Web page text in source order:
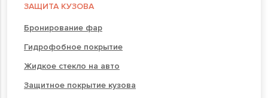
ЗАЩИТА КУЗОВА
Бронирование фар
Гидрофобное покрытие
Жидкое стекло на авто
Защитное покрытие кузова